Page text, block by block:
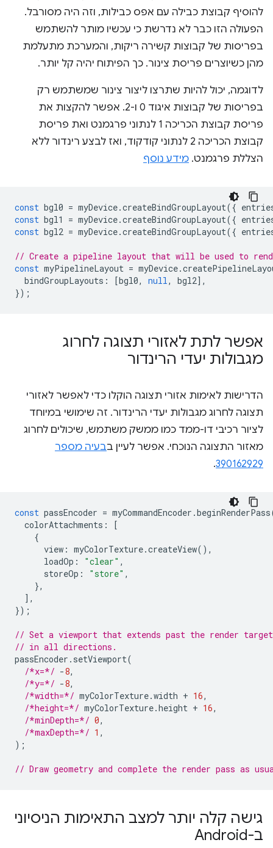
להוסיף קבוצת כבילה עם אפס כבילות, וזה היה מסורבל.
הפעולה הזו כבר לא נדרשת כי עכשיו מותר להשתמש
בפריסות של קבוצות קשירה ריקות, והמערכת מתעלמת
מהן כשיוצרים פריסת צינור. כך הפיתוח יהיה קל יותר.
לדוגמה, יכול להיות שתרצו ליצור צינור שמשתמש רק
בפריסות של קבוצות איגוד 0 ו-2. אפשר להקצות את
פריסת קבוצת הכריכה 1 לנתוני פרגמנט ואת פריסת
קבוצת הכריכה 2 לנתוני קודקוד, ואז לבצע רינדור ללא
הצללת פרגמנט. מידע נוסף
const bgl0 = myDevice.createBindGroupLayout({
const bgl1 = myDevice.createBindGroupLayout({
const bgl2 = myDevice.createBindGroupLayout({
// Create a pipeline layout that will be used to
const myPipelineLayout = myDevice.
bindGroupLayouts : [bgl0, null, bgl2],
});
אפשר לתת לאזורי תצוגה לחרוג
מגבולות יעדי הרינדור
הדרישות לאימות אזורי תצוגה הוקלו כדי לאפשר לאזורי
תצוגה לחרוג מגבולות יעדי הרינדור. זה שימושי במיוחד
לציור רכיבי דו-ממד כמו ממשק משתמש, שיכולים לחרוג
מאזור התצוגה הנוכחי. אפשר לעיין בבעיה מספר
390162929
.
const passEncoder = myCommandEncoder .beginRenderPass
colorAttachments :
[
{
view : myColorTexture.createView(),
loadOp : "clear" ,
storeOp : "store" ,
},
],
});
// Set a viewport that extends past the render
// in all directions.
passEncoder . setViewport(
/*x=*/ -8,
/*y=*/ -8,
/*width=*/ myColorTexture.width + 16,
/*height=*/ myColorTexture.height + 16,
/*minDepth=*/ 0,
/*maxDepth=*/ 1 ,
);
// Draw geometry and complete the render pass as
גישה קלה יותר למצב התאימות הניסיוני
ב-Android